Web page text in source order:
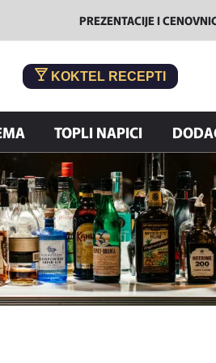
PREZENTACIJE I
KOKTEL RECEPTI
TOPLI NAPICI